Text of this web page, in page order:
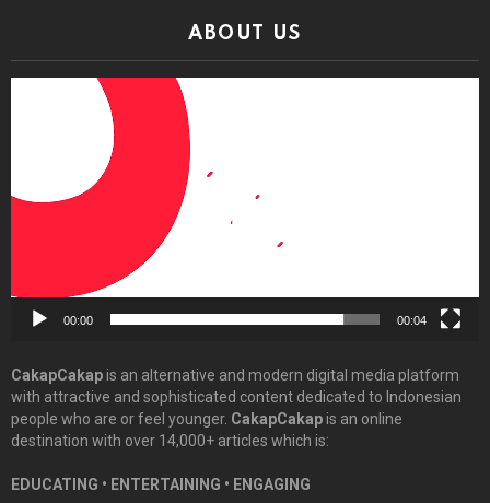
ABOUT US
00:00 00:04
CakapCakapis an alternative and modern digital media platform
with attractive and sophisticated content dedicated to Indonesian
people who are or feel younger. CakapCakapis an online
destination with over 14,000+ articles which is:
EDUCATING • ENTERTAINING • ENGAGING